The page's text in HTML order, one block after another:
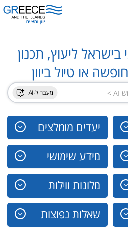
ליעוץ, תכנון
או טיול ביוון
יעדים מומלצים
מידע שימושי
מלונות ווילות
שאלות נפוצות